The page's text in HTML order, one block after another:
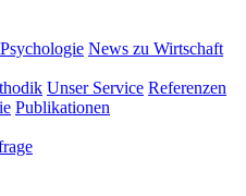
News zu Wirtschaft
Unser Service Referenzen
Publikationen